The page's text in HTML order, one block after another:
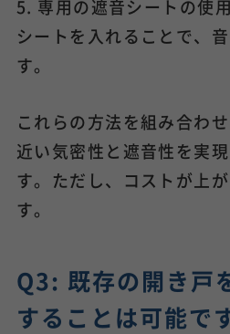
5. 専用の遮音シートの使
シートを入れることで、
す。
これらの方法を組み合わ
近い気密性と遮音性を実
す。ただし、コストが上
す。
Q3: 既存の開き戸
することは可能で